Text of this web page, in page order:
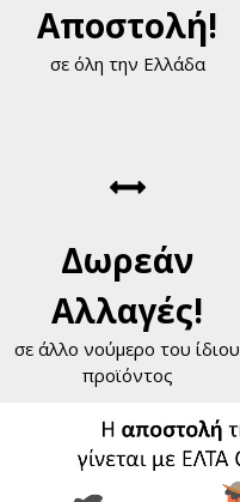
Αποστολή!
σε όλη την Ελλάδα
Δωρεάν
Αλλαγές!
σε άλλο νούμερο του ίδιου
προϊόντος